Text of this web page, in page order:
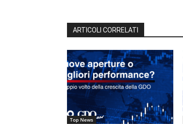
ARTICOLI CORRELATI
Top News